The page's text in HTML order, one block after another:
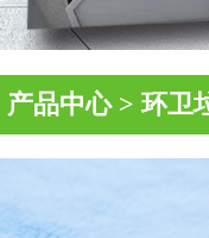
产品中心>环卫